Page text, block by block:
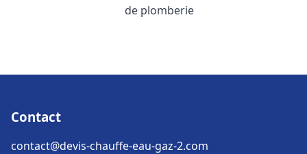
de plomberie
Contact
contact@devis-chauffe-eau-gaz-2.com